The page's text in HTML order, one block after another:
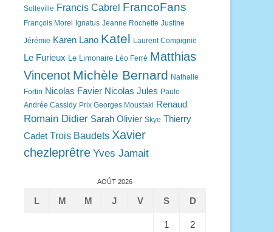
Solleville Francis Cabrel FrancoFans
François Morel Ignatus Jeanne Rochette Justine
Jérémie Karen Lano Katel Laurent Compignie
Le Furieux Le Limonaire Léo Ferré Matthias
Vincenot Michèle Bernard Nathalie
Fortin Nicolas Favier Nicolas Jules Paule-
Andrée Cassidy Prix Georges Moustaki Renaud
Romain Didier Sarah Olivier Skye Thierry
Cadet Trois Baudets Xavier
chezleprêtre Yves Jamait
AOÛT 2026
L M M J V S D
1 2